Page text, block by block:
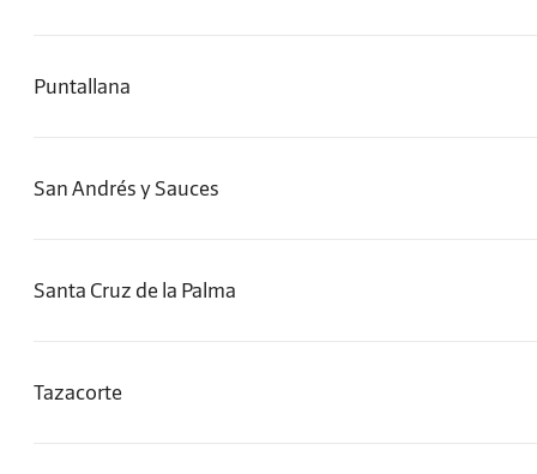
Puntallana
San Andrés y Sauces
Santa Cruz de la Palma
Tazacorte